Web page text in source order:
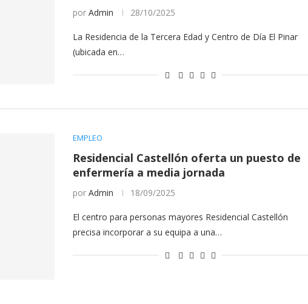
por Admin 28/10/2025
La Residencia de la Tercera Edad y Centro de Día El Pinar
(ubicada en…
EMPLEO
Residencial Castellón oferta un puesto de
enfermería a media jornada
por Admin 18/09/2025
El centro para personas mayores Residencial Castellón
precisa incorporar a su equipa a una…